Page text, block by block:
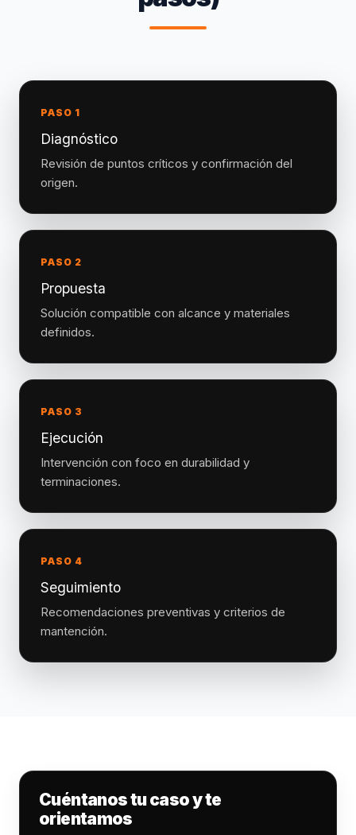
PASO 1
Diagnóstico
Revisión de puntos críticos y confirmación del
origen.
PASO 2
Propuesta
Solución compatible con alcance y materiales
definidos.
PASO 3
Ejecución
Intervención con foco en durabilidad y
terminaciones.
PASO 4
Seguimiento
Recomendaciones preventivas y criterios de
mantención.
Cuéntanos tu caso y te
orientamos